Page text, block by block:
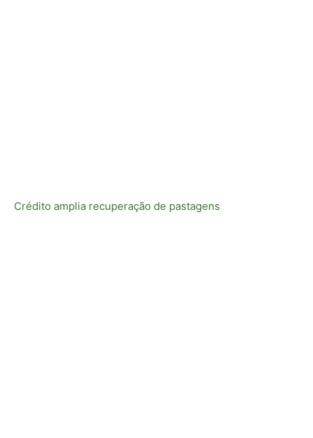
Crédito amplia recuperação de pastagens